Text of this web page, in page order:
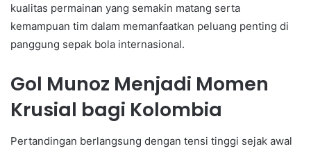
kualitas permainan yang semakin matang serta
kemampuan tim dalam memanfaatkan peluang penting di
panggung sepak bola internasional.
Gol Munoz Menjadi Momen
Krusial bagi Kolombia
Pertandingan berlangsung dengan tensi tinggi sejak awal